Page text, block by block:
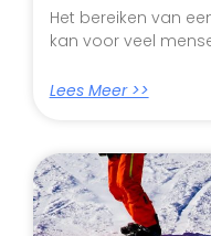
Het bereiken van
kan voor veel
Lees Meer >>